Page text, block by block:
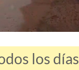
los días